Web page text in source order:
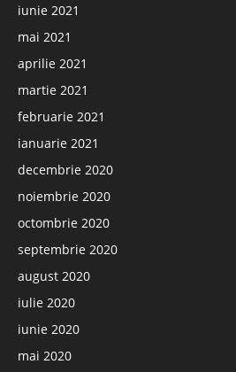
iunie 2021
mai 2021
aprilie 2021
martie 2021
februarie 2021
ianuarie 2021
decembrie 2020
noiembrie 2020
octombrie 2020
septembrie 2020
august 2020
iulie 2020
iunie 2020
mai 2020